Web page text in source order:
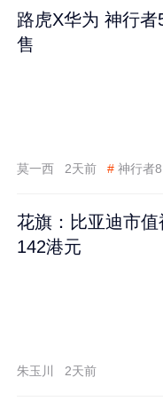
路虎X华为 神行
售
莫一西 2天前 # 神行者8
花旗：比亚迪市
142港元
朱玉川 2天前